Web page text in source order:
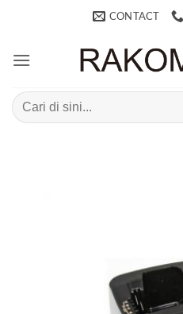
CONTACT
Search
for: